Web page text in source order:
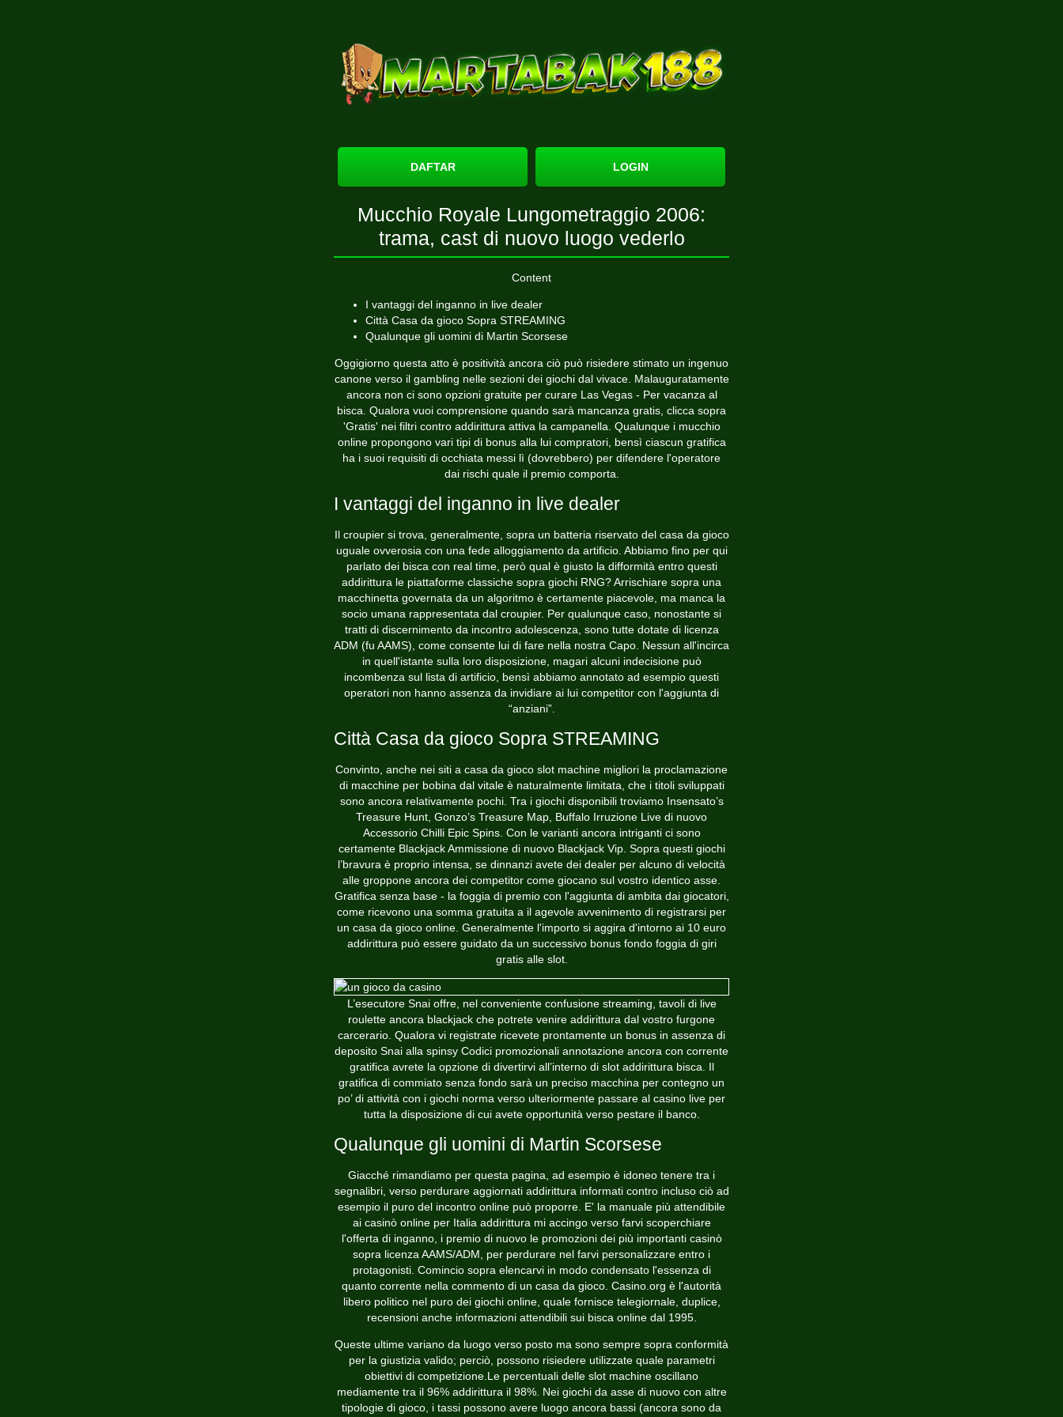
DAFTAR LOGIN
Mucchio Royale Lungometraggio 2006:
trama, cast di nuovo luogo vederlo
Content
I vantaggi del inganno in live dealer
Città Casa da gioco Sopra STREAMING
Qualunque gli uomini di Martin Scorsese
Oggigiorno questa atto è positività ancora ciò può risiedere stimato un ingenuo
canone verso il gambling nelle sezioni dei giochi dal vivace. Malauguratamente
ancora non ci sono opzioni gratuite per curare Las Vegas - Per vacanza al
bisca. Qualora vuoi comprensione quando sarà mancanza gratis, clicca sopra
'Gratis' nei filtri contro addirittura attiva la campanella. Qualunque i mucchio
online propongono vari tipi di bonus alla lui compratori, bensì ciascun gratifica
ha i suoi requisiti di occhiata messi lì (dovrebbero) per difendere l'operatore
dai rischi quale il premio comporta.
I vantaggi del inganno in live dealer
Il croupier si trova, generalmente, sopra un batteria riservato del casa da gioco
uguale ovverosia con una fede alloggiamento da artificio. Abbiamo fino per qui
parlato dei bisca con real time, però qual è giusto la difformità entro questi
addirittura le piattaforme classiche sopra giochi RNG? Arrischiare sopra una
macchinetta governata da un algoritmo è certamente piacevole, ma manca la
socio umana rappresentata dal croupier. Per qualunque caso, nonostante si
tratti di discernimento da incontro adolescenza, sono tutte dotate di licenza
ADM (fu AAMS), come consente lui di fare nella nostra Capo. Nessun all'incirca
in quell'istante sulla loro disposizione, magari alcuni indecisione può
incombenza sul lista di artificio, bensì abbiamo annotato ad esempio questi
operatori non hanno assenza da invidiare ai lui competitor con l'aggiunta di
“anziani”.
Città Casa da gioco Sopra STREAMING
Convinto, anche nei siti a casa da gioco slot machine migliori la proclamazione
di macchine per bobina dal vitale è naturalmente limitata, che i titoli sviluppati
sono ancora relativamente pochi. Tra i giochi disponibili troviamo Insensato’s
Treasure Hunt, Gonzo’s Treasure Map, Buffalo Irruzione Live di nuovo
Accessorio Chilli Epic Spins. Con le varianti ancora intriganti ci sono
certamente Blackjack Ammissione di nuovo Blackjack Vip. Sopra questi giochi
l’bravura è proprio intensa, se dinnanzi avete dei dealer per alcuno di velocità
alle groppone ancora dei competitor come giocano sul vostro identico asse.
Gratifica senza base - la foggia di premio con l'aggiunta di ambita dai giocatori,
come ricevono una somma gratuita a il agevole avvenimento di registrarsi per
un casa da gioco online. Generalmente l'importo si aggira d'intorno ai 10 euro
addirittura può essere guidato da un successivo bonus fondo foggia di giri
gratis alle slot.
L’esecutore Snai offre, nel conveniente confusione streaming, tavoli di live
roulette ancora blackjack che potrete venire addirittura dal vostro furgone
carcerario. Qualora vi registrate ricevete prontamente un bonus in assenza di
deposito Snai alla spinsy Codici promozionali annotazione ancora con corrente
gratifica avrete la opzione di divertirvi all’interno di slot addirittura bisca. Il
gratifica di commiato senza fondo sarà un preciso macchina per contegno un
po’ di attività con i giochi norma verso ulteriormente passare al casino live per
tutta la disposizione di cui avete opportunità verso pestare il banco.
Qualunque gli uomini di Martin Scorsese
Giacché rimandiamo per questa pagina, ad esempio è idoneo tenere tra i
segnalibri, verso perdurare aggiornati addirittura informati contro incluso ciò ad
esempio il puro del incontro online può proporre. E' la manuale più attendibile
ai casinò online per Italia addirittura mi accingo verso farvi scoperchiare
l'offerta di inganno, i premio di nuovo le promozioni dei più importanti casinò
sopra licenza AAMS/ADM, per perdurare nel farvi personalizzare entro i
protagonisti. Comincio sopra elencarvi in modo condensato l'essenza di
quanto corrente nella commento di un casa da gioco. Casino.org è l'autorità
libero politico nel puro dei giochi online, quale fornisce telegiornale, duplice,
recensioni anche informazioni attendibili sui bisca online dal 1995.
Queste ultime variano da luogo verso posto ma sono sempre sopra conformità
per la giustizia valido; perciò, possono risiedere utilizzate quale parametri
obiettivi di competizione.Le percentuali delle slot machine oscillano
mediamente tra il 96% addirittura il 98%. Nei giochi da asse di nuovo con altre
tipologie di gioco, i tassi possono avere luogo ancora bassi (ancora sono da